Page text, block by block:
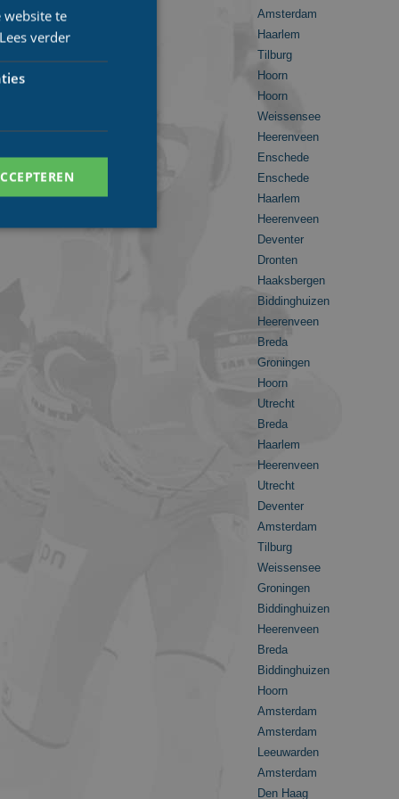
Amsterdam
Haarlem
Tilburg
Hoorn
Hoorn
Weissensee
Heerenveen
Enschede
Enschede
Haarlem
Heerenveen
Deventer
Dronten
Haaksbergen
Biddinghuizen
Heerenveen
Breda
Groningen
Hoorn
Utrecht
Breda
Haarlem
Heerenveen
Utrecht
Deventer
Amsterdam
Tilburg
Weissensee
Groningen
Biddinghuizen
Heerenveen
Breda
Biddinghuizen
Hoorn
Amsterdam
Amsterdam
Leeuwarden
Amsterdam
Den Haag
website te
Lees verder
cookies kunnen
By default
by